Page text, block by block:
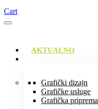
Cart
AKTUALNO
Grafički dizajn
Grafičke usluge
Grafička priprema